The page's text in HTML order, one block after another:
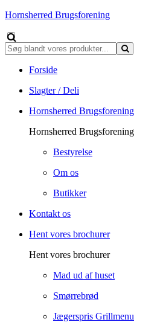
Hornsherred Brugsforening
Forside
Slagter / Deli
Hornsherred Brugsforening
Hornsherred Brugsforening
Bestyrelse
Om os
Butikker
Kontakt os
Hent vores brochurer
Hent vores brochurer
Mad ud af huset
Smørrebrød
Jægerspris Grillmenu